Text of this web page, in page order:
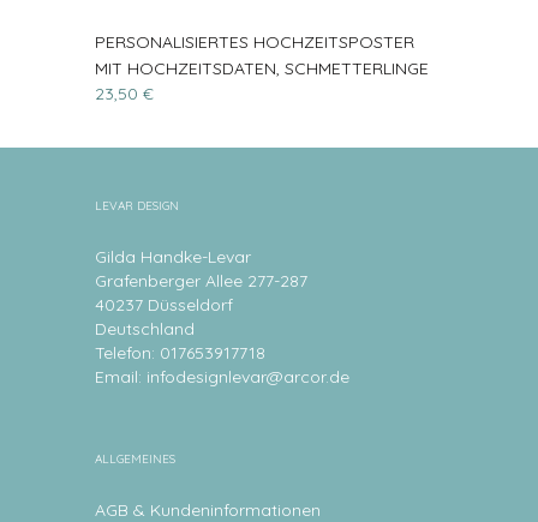
PERSONALISIERTES HOCHZEITSPOSTER
MIT HOCHZEITSDATEN, SCHMETTERLINGE
23,50 €
LEVAR DESIGN
Gilda Handke-Levar
Grafenberger Allee 277-287
40237 Düsseldorf
Deutschland
Telefon: 017653917718
Email: infodesignlevar@arcor.de
ALLGEMEINES
AGB & Kundeninformationen